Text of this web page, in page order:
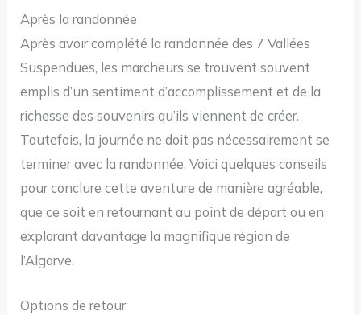
Après la randonnée
Après avoir complété la randonnée des 7 Vallées
Suspendues, les marcheurs se trouvent souvent
emplis d’un sentiment d’accomplissement et de la
richesse des souvenirs qu’ils viennent de créer.
Toutefois, la journée ne doit pas nécessairement se
terminer avec la randonnée. Voici quelques conseils
pour conclure cette aventure de manière agréable,
que ce soit en retournant au point de départ ou en
explorant davantage la magnifique région de
l’Algarve.
Options de retour